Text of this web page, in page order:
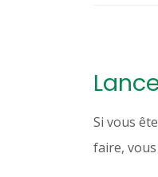
Si vous
faire, vous